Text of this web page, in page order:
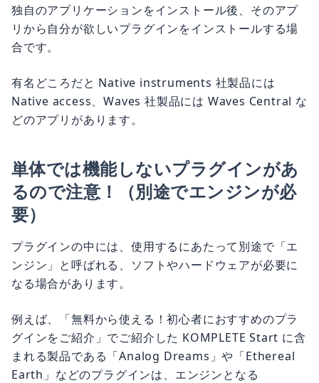
独自のアプリケーションをインストール後、そのアプ
リから自分が欲しいプラグインをインストールする場
合です。
有名どころだと Native instruments 社製品には
Native access、Waves 社製品には Waves Central な
どのアプリがあります。
単体では機能しないプラグインがあ
るので注意！（別途でエンジンが必
要）
プラグインの中には、使用するにあたって別途で「エ
ンジン」と呼ばれる、ソフトやハードウェアが必要に
なる場合があります。
例えば、「無料から使える！初心者におすすめのプラ
グインをご紹介」でご紹介した KOMPLETE Start に含
まれる製品である「Analog Dreams」や「Ethereal
Earth」などのプラグインは、エンジンとなる